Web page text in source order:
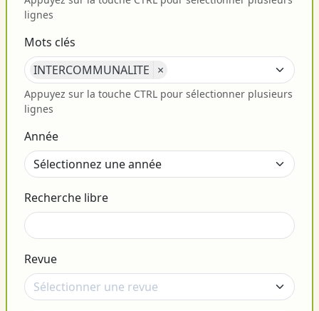
lignes
Mots clés
INTERCOMMUNALITE ×
Appuyez sur la touche CTRL pour sélectionner plusieurs
lignes
Année
Recherche libre
Revue